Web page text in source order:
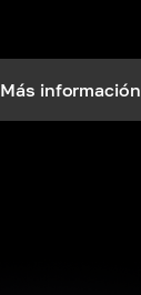
Más información